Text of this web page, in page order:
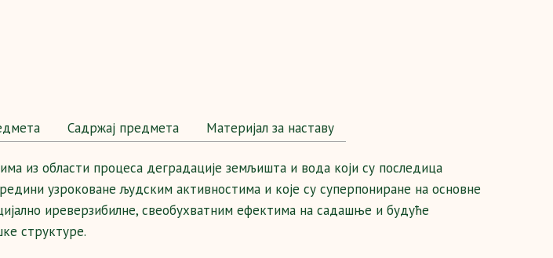
Садржај предмета Maтеријал за наставу
из области процеса деградације земљишта и вода који су последица
узроковане људским активностима и које су суперпониране на основне
иреверзибилне, свеобухватним ефектима на садашње и будуће
структуре.